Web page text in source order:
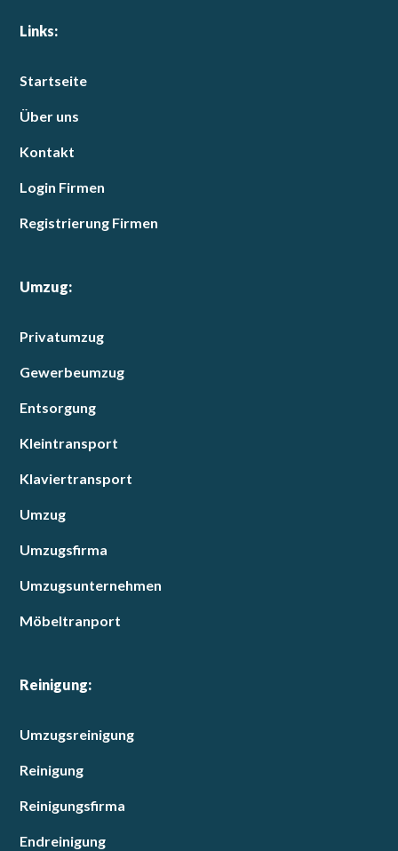
Links:
Startseite
Über uns
Kontakt
Login Firmen
Registrierung Firmen
Umzug:
Privatumzug
Gewerbeumzug
Entsorgung
Kleintransport
Klaviertransport
Umzug
Umzugsfirma
Umzugsunternehmen
Möbeltranport
Reinigung:
Umzugsreinigung
Reinigung
Reinigungsfirma
Endreinigung